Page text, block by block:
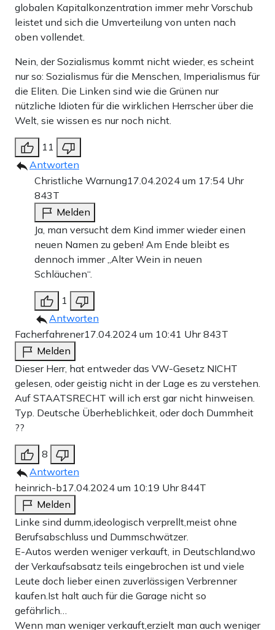
globalen Kapitalkonzentration immer mehr Vorschub
leistet und sich die Umverteilung von unten nach
oben vollendet.
Nein, der Sozialismus kommt nicht wieder, es scheint
nur so: Sozialismus für die Menschen, Imperialismus für
die Eliten. Die Linken sind wie die Grünen nur
nützliche Idioten für die wirklichen Herrscher über die
Welt, sie wissen es nur noch nicht.
11
Antworten
Christliche Warnung17.04.2024 um 17:54 Uhr
843T
Melden
Ja, man versucht dem Kind immer wieder einen
neuen Namen zu geben! Am Ende bleibt es
dennoch immer „Alter Wein in neuen
Schläuchen“.
1
Antworten
Facherfahrener17.04.2024 um 10:41 Uhr843T
Melden
Dieser Herr, hat entweder das VW-Gesetz NICHT
gelesen, oder geistig nicht in der Lage es zu verstehen.
Auf STAATSRECHT will ich erst gar nicht hinweisen.
Typ. Deutsche Überheblichkeit, oder doch Dummheit
??
8
Antworten
heinrich-b17.04.2024 um 10:19 Uhr844T
Melden
Linke sind dumm,ideologisch verprellt,meist ohne
Berufsabschluss und Dummschwätzer.
E-Autos werden weniger verkauft, in Deutschland,wo
der Verkaufsabsatz teils eingebrochen ist und viele
Leute doch lieber einen zuverlässigen Verbrenner
kaufen.Ist halt auch für die Garage nicht so
gefährlich…
Wenn man weniger verkauft,erzielt man auch weniger